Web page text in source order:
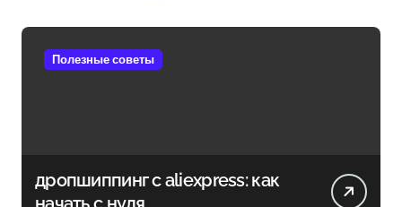
Полезные советы
дропшиппинг с aliexpress: как